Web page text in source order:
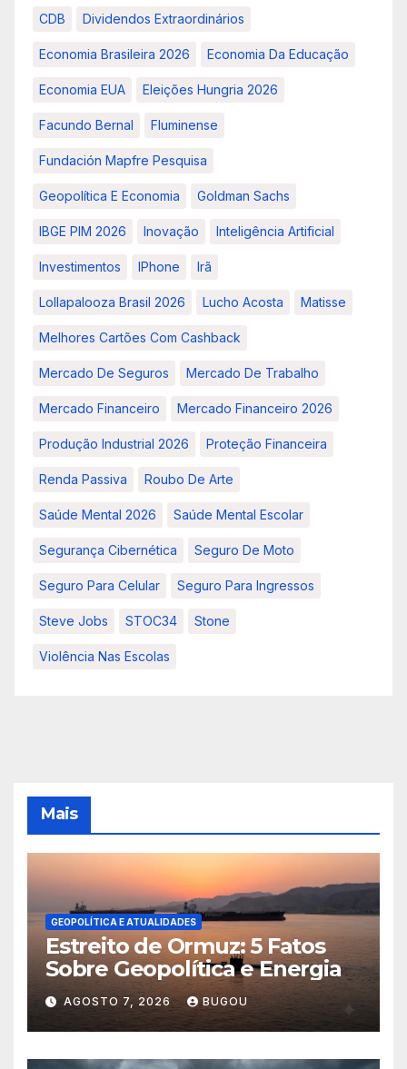
CDB Dividendos Extraordinários
Economia Brasileira 2026 Economia Da Educação
Economia EUA Eleições Hungria 2026
Facundo Bernal Fluminense
Fundación Mapfre Pesquisa
Geopolítica E Economia Goldman Sachs
IBGE PIM 2026 Inovação Inteligência Artificial
Investimentos IPhone Irã
Lollapalooza Brasil 2026 Lucho Acosta Matisse
Melhores Cartões Com Cashback
Mercado De Seguros Mercado De Trabalho
Mercado Financeiro Mercado Financeiro 2026
Produção Industrial 2026 Proteção Financeira
Renda Passiva Roubo De Arte
Saúde Mental 2026 Saúde Mental Escolar
Segurança Cibernética Seguro De Moto
Seguro Para Celular Seguro Para Ingressos
Steve Jobs STOC34 Stone
Violência Nas Escolas
Mais
GEOPOLÍTICA E ATUALIDADES
Estreito de Ormuz: 5 Fatos
Sobre Geopolítica e Energia
AGOSTO 7, 2026 BUGOU